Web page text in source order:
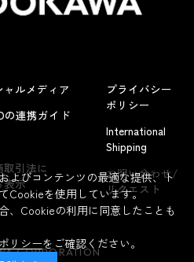
よくあるお問い合わせ
ャルメディア
の連携ガイド
取引法に
表示
プライバシー
ポリシー
International
Shipping
お問い合わせ/
リクエスト
CORPORATION
よびコンテンツの最適な提供、ト
Cookieを使用しています。
、Cookieの利用に同意したことも
リシーをご確認ください。